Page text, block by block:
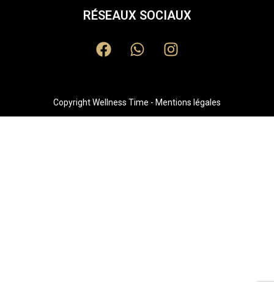
RÉSEAUX SOCIAUX
Copyright Wellness Time - Mentions légales